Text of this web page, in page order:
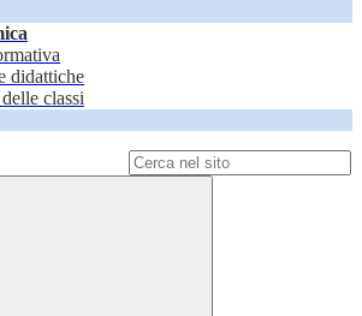
didattiche
classi